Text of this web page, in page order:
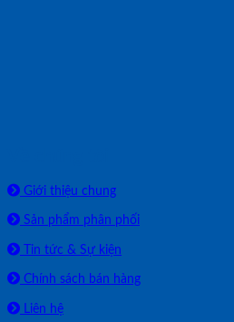
Giới thiệu chung
Sản phẩm phân phối
Tin tức & Sự kiện
Chính sách bán hàng
Liên hệ